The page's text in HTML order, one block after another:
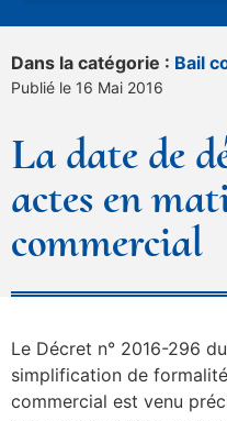
Dans la catégorie : Bail
Publié le 16 Mai 2016
La date de
actes en
commercial
Le Décret n° 2016-296
simplification de
commercial est venu